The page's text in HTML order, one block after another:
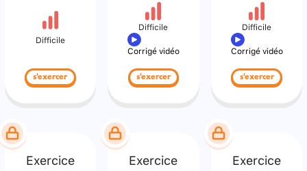
Difficile
s'exercer
Difficile
Corrigé vidéo
s'exercer
Difficile
Corrigé vidéo
s'exercer
Exercice Exercice Exercice